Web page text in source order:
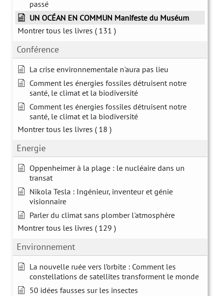
passé
UN OCÉAN EN COMMUN Manifeste du Muséum
Montrer tous les livres ( 131 )
Conférence
La crise environnementale n'aura pas lieu
Comment les énergies fossiles détruisent notre
santé, le climat et la biodiversité
Comment les énergies fossiles détruisent notre
santé, le climat et la biodiversité
Montrer tous les livres ( 18 )
Energie
Oppenheimer à la plage : le nucléaire dans un
transat
Nikola Tesla : Ingénieur, inventeur et génie
visionnaire
Parler du climat sans plomber l'atmosphère
Montrer tous les livres ( 129 )
Environnement
La nouvelle ruée vers l’orbite : Comment les
constellations de satellites transforment le monde
50 idées fausses sur les insectes